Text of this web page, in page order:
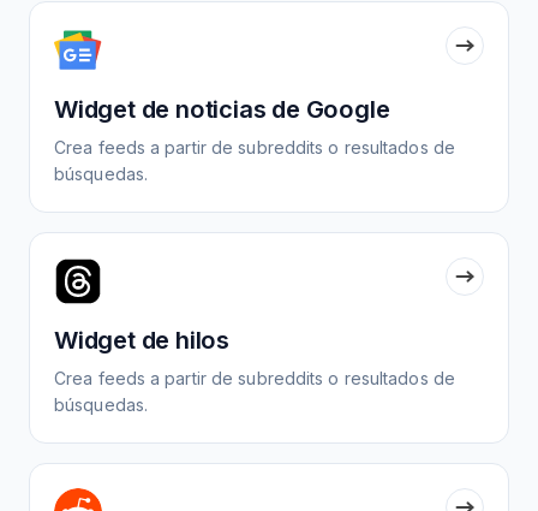
Widget de noticias de Google
Crea feeds a partir de subreddits o resultados de
búsquedas.
Widget de hilos
Crea feeds a partir de subreddits o resultados de
búsquedas.